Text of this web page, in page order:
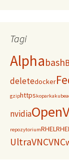
Tagi
Alphabash
deletedocker
gziphttpskoparka
nvidia
repozytoriumRHEL
UltraVNCVNC